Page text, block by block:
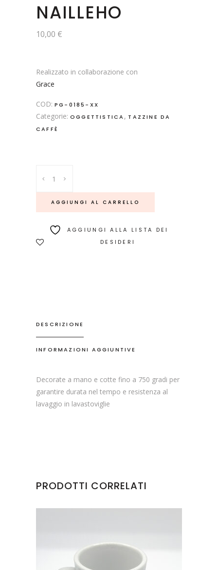
NAILLEHO
10,00 €
Realizzato in collaborazione con
Grace
COD: PG-0185-XX
Categorie: OGGETTISTICA, TAZZINE DA
CAFFÈ
quantity
AGGIUNGI AL CARRELLO
AGGIUNGI ALLA LISTA DEI
DESIDERI
DESCRIZIONE
INFORMAZIONI AGGIUNTIVE
Decorate a mano e cotte fino a 750 gradi per
garantire durata nel tempo e resistenza al
lavaggio in lavastoviglie
PRODOTTI CORRELATI